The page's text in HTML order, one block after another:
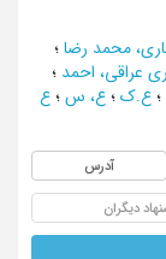
محمد رضا ؛
عراقی، احمد ؛
؛ ع.ک ؛ ع، س ؛ ع
آدرس
دیگران